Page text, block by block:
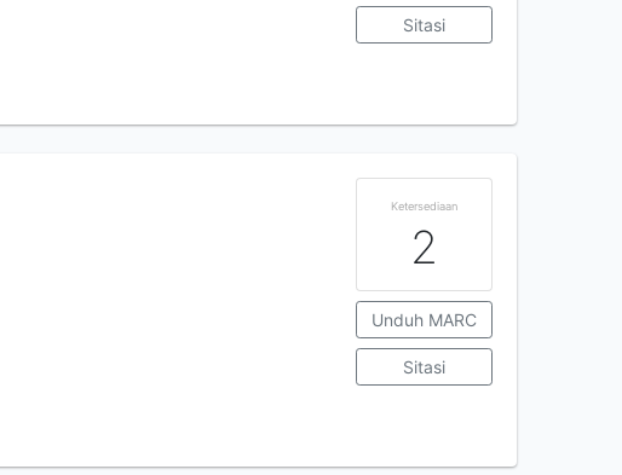
Sitasi
Ketersediaan
2
Unduh MARC
Sitasi